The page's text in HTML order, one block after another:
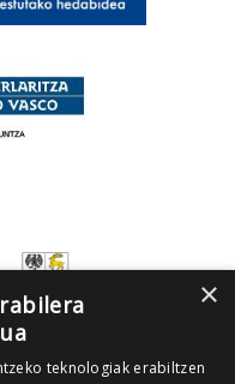
×
teknologiak erabiltzen